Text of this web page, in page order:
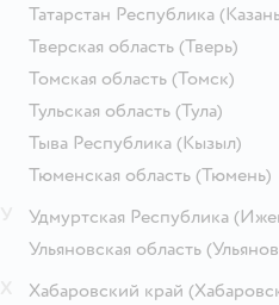
Татарстан Республика
Тверская область (Тверь)
Томская область (Томск)
Тульская область (Тула)
Тыва Республика (Кызыл)
Тюменская область (Тюмень)
Удмуртская Республика
Ульяновская область
Хабаровский край